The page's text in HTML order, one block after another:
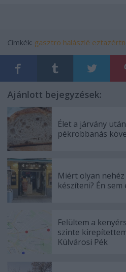
Címkék: gasztro halászlé
Ajánlott bejegyzések:
Élet a járvány
pékrobbanás
Miért olyan
készíteni? Én sem
Felültem a
szinte
Külvárosi Pék